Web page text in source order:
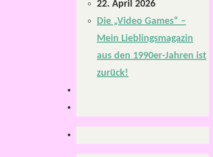
22. April 2026
Die „Video Games“ –
Mein Lieblingsmagazin
aus den 1990er-Jahren ist
zurück!